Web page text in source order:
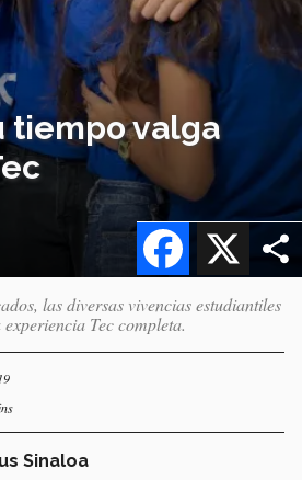
tiempo valga
X
Facebook
las diversas vivencias estudiantiles
Tec completa.
Sinaloa